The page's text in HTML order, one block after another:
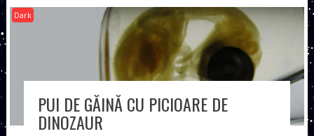
Dark
PUI DE GĂINĂ CU PICIOARE DE
DINOZAUR